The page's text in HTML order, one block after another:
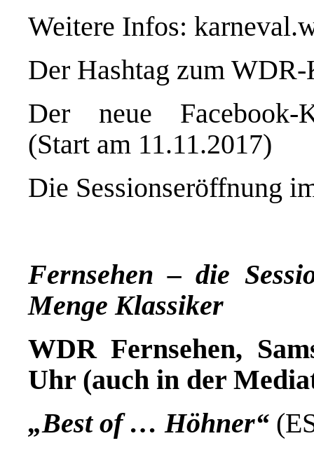
Weitere Infos:
Der Hashtag zum
Der neue Facebook-
(Start am 11.11.2017)
Die Sessionseröffnung
Fernsehen – die
Menge Klassiker
WDR Fernsehen,
Uhr (auch in der
„Best of … Höhner“